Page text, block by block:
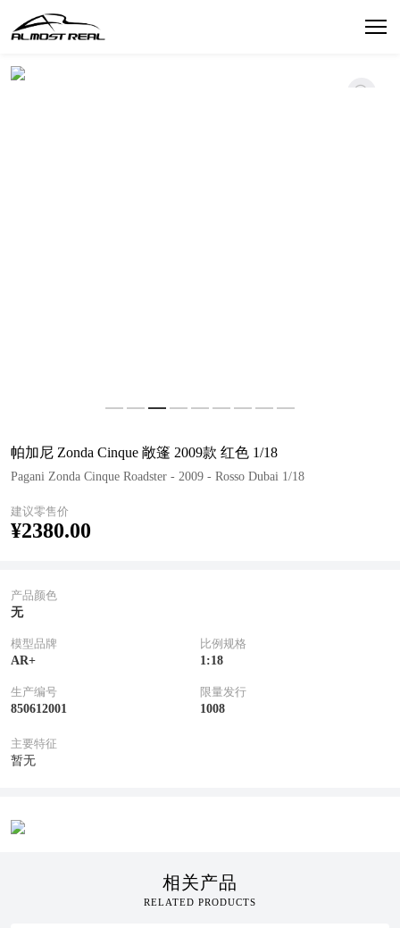
帕加尼 Zonda Cinque 敞篷 2009款 红色 1/18
Pagani Zonda Cinque Roadster - 2009 - Rosso Dubai 1/18
建议零售价
¥2380.00
产品颜色
无
模型品牌
AR+
比例规格
1:18
生产编号
850612001
限量发行
1008
主要特征
暂无
相关产品
RELATED PRODUCTS